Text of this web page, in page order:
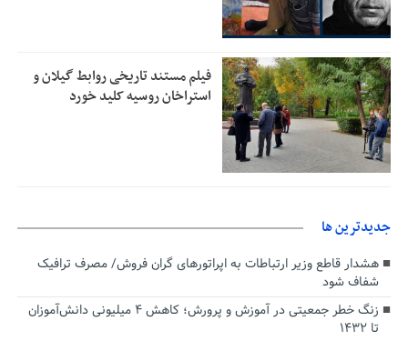
فیلم مستند تاریخی روابط گیلان و
استراخان روسیه کلید خورد
جديدترين ها
هشدار قاطع وزیر ارتباطات به اپراتورهای گران فروش/ مصرف ترافیک
شفاف شود
زنگ خطر جمعیتی در آموزش و پرورش؛ کاهش ۴ میلیونی دانش‌آموزان
تا ۱۴۳۲